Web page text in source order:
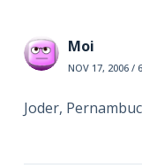
Moi
NOV 17, 2006 /
Joder,